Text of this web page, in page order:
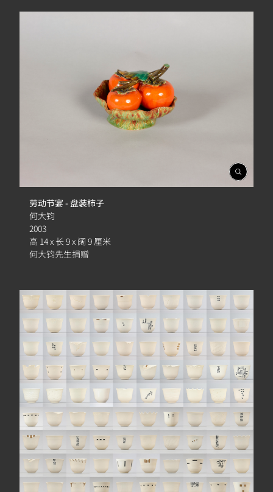
開
啟
劳动节宴 - 盘装柿子
何大钧
2003
高 14 x 长 9 x 阔 9 厘米
何大钧先生捐赠